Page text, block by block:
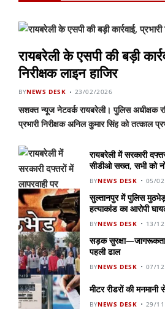
रायबरेली के एसपी की बड़ी
निरीक्षक लाइन हाजिर
BYNEWS DESK 23/02/2026
सशक्त न्यूज नेटवर्क रायबरेली। पुलिस अधीक्षक
प्रभारी निरीक्षक अनिल कुमार सिंह को तत्काल
रायबरेली में सरकारी
सीडीओ सख्त, सभी को
BYNEWS DESK 05/
सुल्तानपुर में पुलिस
हत्याकांड का आरोपी
BYNEWS DESK 13/
सड़क सुरक्षा—जागरूकता
पहली ढाल
BYNEWS DESK 07/
मीटर रीडरों की
BYNEWS DESK 29/